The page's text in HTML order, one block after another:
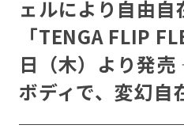
ェルにより自由
「TENGA FLIP
日（木）より発
ボディで、変幻